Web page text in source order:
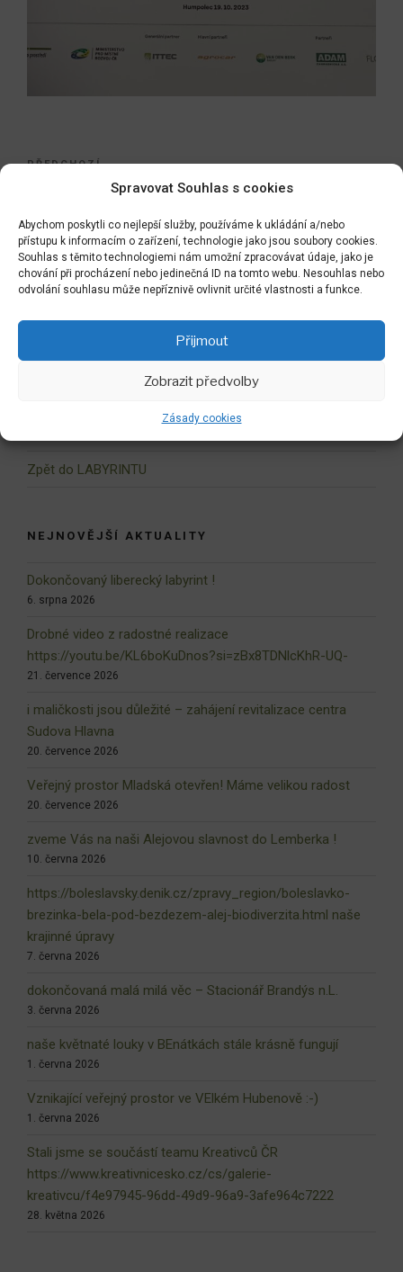
Spravovat Souhlas s cookies
Abychom poskytli co nejlepší služby, používáme k ukládání a/nebo
přístupu k informacím o zařízení, technologie jako jsou soubory cookies.
Souhlas s těmito technologiemi nám umožní zpracovávat údaje, jako je
chování při procházení nebo jedinečná ID na tomto webu. Nesouhlas nebo
odvolání souhlasu může nepříznivě ovlivnit určité vlastnosti a funkce.
Přijmout
Zobrazit předvolby
Zásady cookies
Navigace
Předchozí
PŘEDCHOZÍ
a už se nám na Plantáži povedl i Poeziomat :-)
Následující
příspěvek
NÁSLEDUJÍCÍ
a speciální práce na našem Mnichovském konzulátu
:-)
Zpět do LABYRINTU
NEJNOVĚJŠÍ AKTUALITY
Dokončovaný liberecký labyrint !
6. srpna 2026
Drobné video z radostné realizace
https://youtu.be/KL6boKuDnos?si=zBx8TDNlcKhR-UQ-
21. července 2026
i maličkosti jsou důležité – zahájení revitalizace centra
Sudova Hlavna
20. července 2026
Veřejný prostor Mladská otevřen! Máme velikou radost
20. července 2026
zveme Vás na naši Alejovou slavnost do Lemberka !
10. června 2026
https://boleslavsky.denik.cz/zpravy_region/boleslavko-
brezinka-bela-pod-bezdezem-alej-biodiverzita.html naše
krajinné úpravy
7. června 2026
dokončovaná malá milá věc – Stacionář Brandýs n.L.
3. června 2026
naše květnaté louky v BEnátkách stále krásně fungují
1. června 2026
Vznikající veřejný prostor ve VElkém Hubenově :-)
1. června 2026
Stali jsme se součástí teamu Kreativců ČR
https://www.kreativnicesko.cz/cs/galerie-
kreativcu/f4e97945-96dd-49d9-96a9-3afe964c7222
28. května 2026